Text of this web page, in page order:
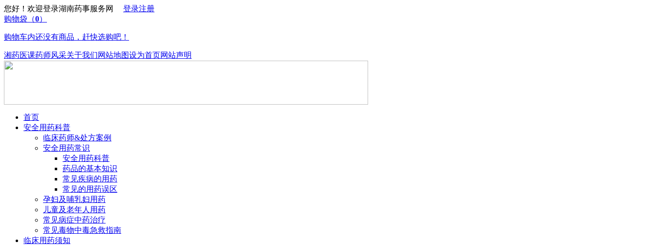
您好！欢迎登录湖南药事服务网 登录注册
购物袋 （0）
购物车内还没有商品，赶快选购吧！
湘药医课药师风采关于我们网站地图设为首页网站声明
首页
安全用药科普
临床药师&处方案例
安全用药常识
安全用药科普
药品的基本知识
常见疾病的用药
常见的用药误区
孕妇及哺乳妇用药
儿童及老年人用药
常见病症中药治疗
常见毒物中毒急救指南
临床用药须知